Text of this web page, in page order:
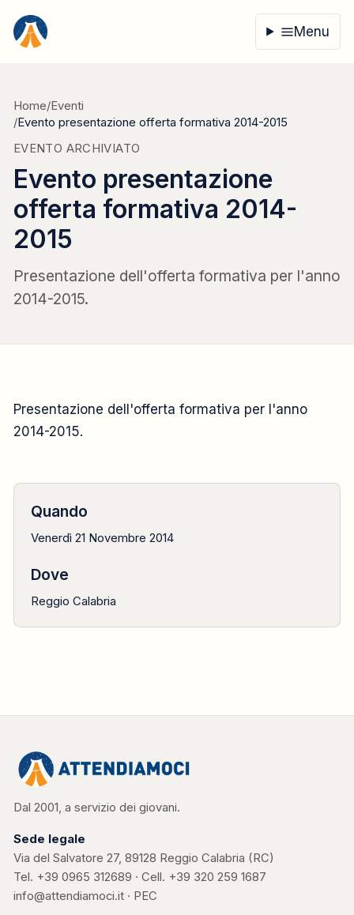
Menu
Home/Eventi
/Evento presentazione offerta formativa 2014-2015
EVENTO ARCHIVIATO
Evento presentazione
offerta formativa 2014-
2015
Presentazione dell'offerta formativa per l'anno
2014-2015.
2014
21 novembre
Presentazione dell'offerta formativa per l'anno
2014-2015.
Quando
Venerdì 21 Novembre 2014
Dove
Reggio Calabria
Dal 2001, a servizio dei giovani.
Sede legale
Via del Salvatore 27, 89128 Reggio Calabria (RC)
Tel. +39 0965 312689 · Cell. +39 320 259 1687
info@attendiamoci.it · PEC